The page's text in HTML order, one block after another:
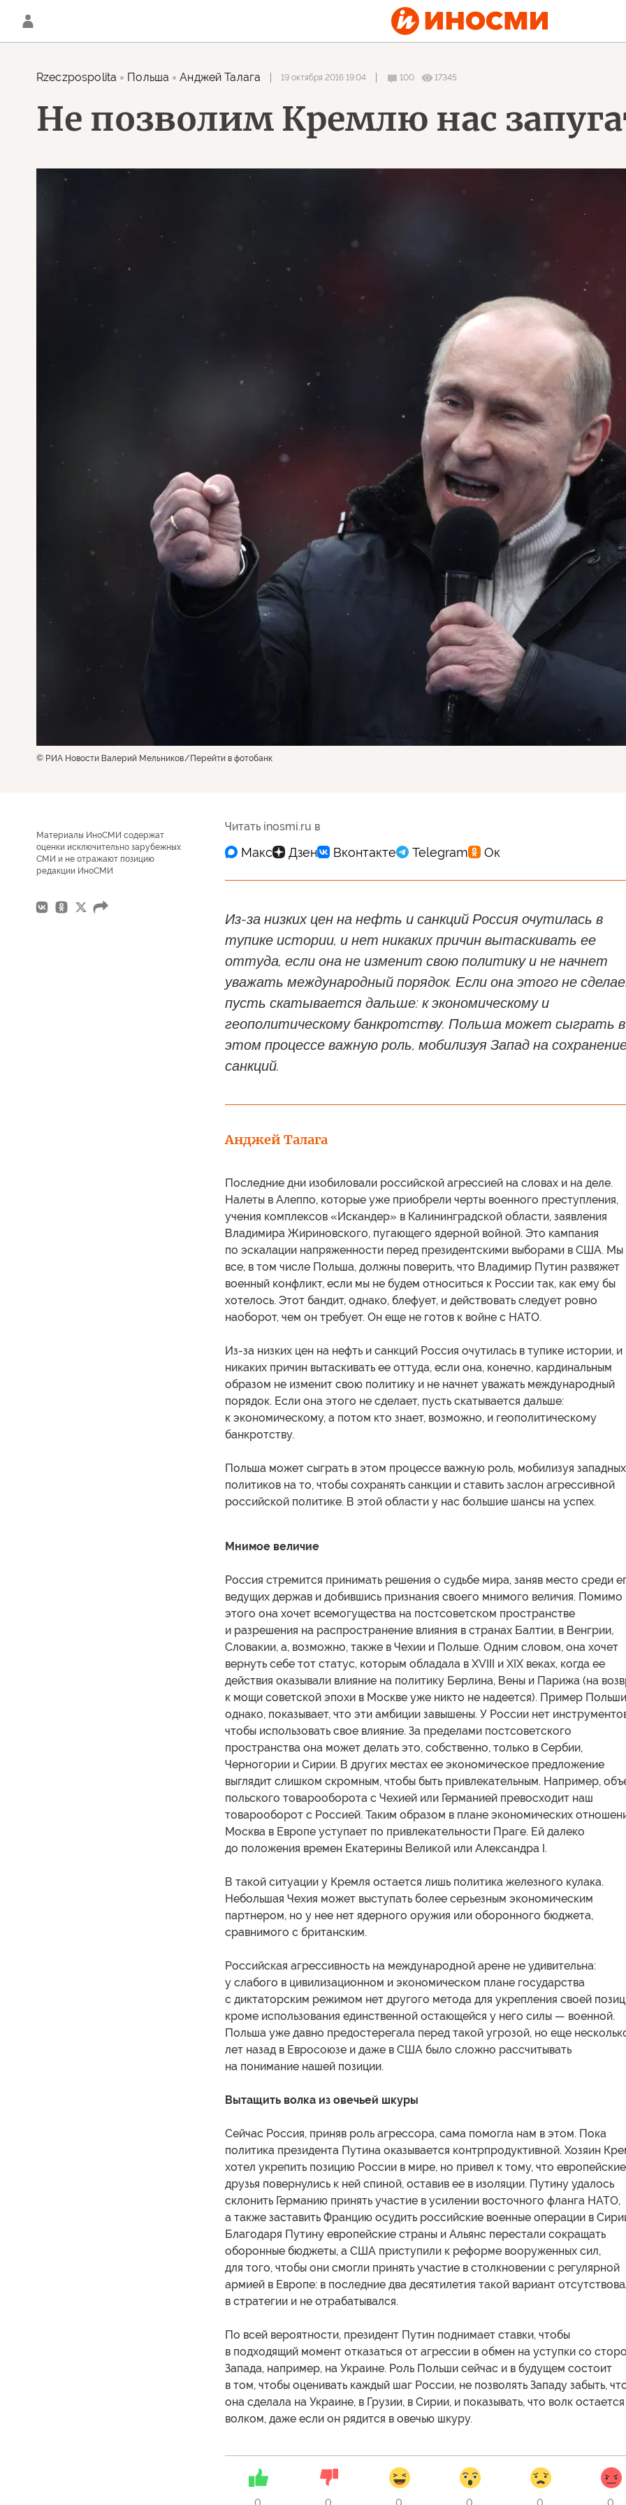
Rzeczpospolita Польша Анджей Талага 19 октября 2016 19:04 100 17345
Не позволим Кремлю нас
© РИА Новости Валерий Мельников Перейти в фотобанк
Материалы ИноСМИ содержат
оценки исключительно зарубежных
СМИ и не отражают позицию
редакции ИноСМИ
Читать inosmi.ru в
Из-за низких цен на нефть и санкций Россия очутилась в
тупике истории, и нет никаких причин вытаскивать ее
оттуда, если она не изменит свою политику и не начнет
уважать международный порядок. Если она этого не
пусть скатывается дальше: к экономическому и
геополитическому банкротству. Польша может сыграть в
этом процессе важную роль, мобилизуя Запад на
санкций.
Анджей Талага
Последние дни изобиловали российской агрессией на словах и на деле.
Налеты в Алеппо, которые уже приобрели черты военного преступления,
учения комплексов «Искандер» в Калининградской области, заявления
Владимира Жириновского, пугающего ядерной войной. Это кампания
по эскалации напряженности перед президентскими выборами в США. Мы
все, в том числе Польша, должны поверить, что Владимир Путин развяжет
военный конфликт, если мы не будем относиться к России так, как ему бы
хотелось. Этот бандит, однако, блефует, и действовать следует ровно
наоборот, чем он требует. Он еще не готов к войне с НАТО.
Из-за низких цен на нефть и санкций Россия очутилась в тупике истории, и
никаких причин вытаскивать ее оттуда, если она, конечно, кардинальным
образом не изменит свою политику и не начнет уважать международный
порядок. Если она этого не сделает, пусть скатывается дальше:
к экономическому, а потом кто знает, возможно, и геополитическому
банкротству.
Польша может сыграть в этом процессе важную роль, мобилизуя западных
политиков на то, чтобы сохранять санкции и ставить заслон агрессивной
российской политике. В этой области у нас большие шансы на успех.
Мнимое величие
Россия стремится принимать решения о судьбе мира, заняв место среди
ведущих держав и добившись признания своего мнимого величия. Помимо
этого она хочет всемогущества на постсоветском пространстве
и разрешения на распространение влияния в странах Балтии, в Венгрии,
Словакии, а, возможно, также в Чехии и Польше. Одним словом, она хочет
вернуть себе тот статус, которым обладала в XVIII и XIX веках, когда ее
действия оказывали влияние на политику Берлина, Вены и Парижа (на
к мощи советской эпохи в Москве уже никто не надеется). Пример
однако, показывает, что эти амбиции завышены. У России нет
чтобы использовать свое влияние. За пределами постсоветского
пространства она может делать это, собственно, только в Сербии,
Черногории и Сирии. В других местах ее экономическое предложение
выглядит слишком скромным, чтобы быть привлекательным. Например,
польского товарооборота с Чехией или Германией превосходит наш
товарооборот с Россией. Таким образом в плане экономических
Москва в Европе уступает по привлекательности Праге. Ей далеко
до положения времен Екатерины Великой или Александра I.
В такой ситуации у Кремля остается лишь политика железного кулака.
Небольшая Чехия может выступать более серьезным экономическим
партнером, но у нее нет ядерного оружия или оборонного бюджета,
сравнимого с британским.
Российская агрессивность на международной арене не удивительна:
у слабого в цивилизационном и экономическом плане государства
с диктаторским режимом нет другого метода для укрепления своей
кроме использования единственной остающейся у него силы — военной.
Польша уже давно предостерегала перед такой угрозой, но еще
лет назад в Евросоюзе и даже в США было сложно рассчитывать
на понимание нашей позиции.
Вытащить волка из овечьей шкуры
Сейчас Россия, приняв роль агрессора, сама помогла нам в этом. Пока
политика президента Путина оказывается контрпродуктивной. Хозяин
хотел укрепить позицию России в мире, но привел к тому, что европейские
друзья повернулись к ней спиной, оставив ее в изоляции. Путину удалось
склонить Германию принять участие в усилении восточного фланга НАТО,
а также заставить Францию осудить российские военные операции в
Благодаря Путину европейские страны и Альянс перестали сокращать
оборонные бюджеты, а США приступили к реформе вооруженных сил,
для того, чтобы они смогли принять участие в столкновении с регулярной
армией в Европе: в последние два десятилетия такой вариант
в стратегии и не отрабатывался.
По всей вероятности, президент Путин поднимает ставки, чтобы
в подходящий момент отказаться от агрессии в обмен на уступки со
Запада, например, на Украине. Роль Польши сейчас и в будущем состоит
в том, чтобы оценивать каждый шаг России, не позволять Западу забыть,
она сделала на Украине, в Грузии, в Сирии, и показывать, что волк остается
волком, даже если он рядится в овечью шкуру.